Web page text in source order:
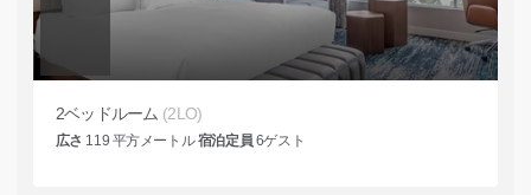
2ベッドルーム (2LO)
広さ 119 平方メートル宿泊定員 6ゲスト